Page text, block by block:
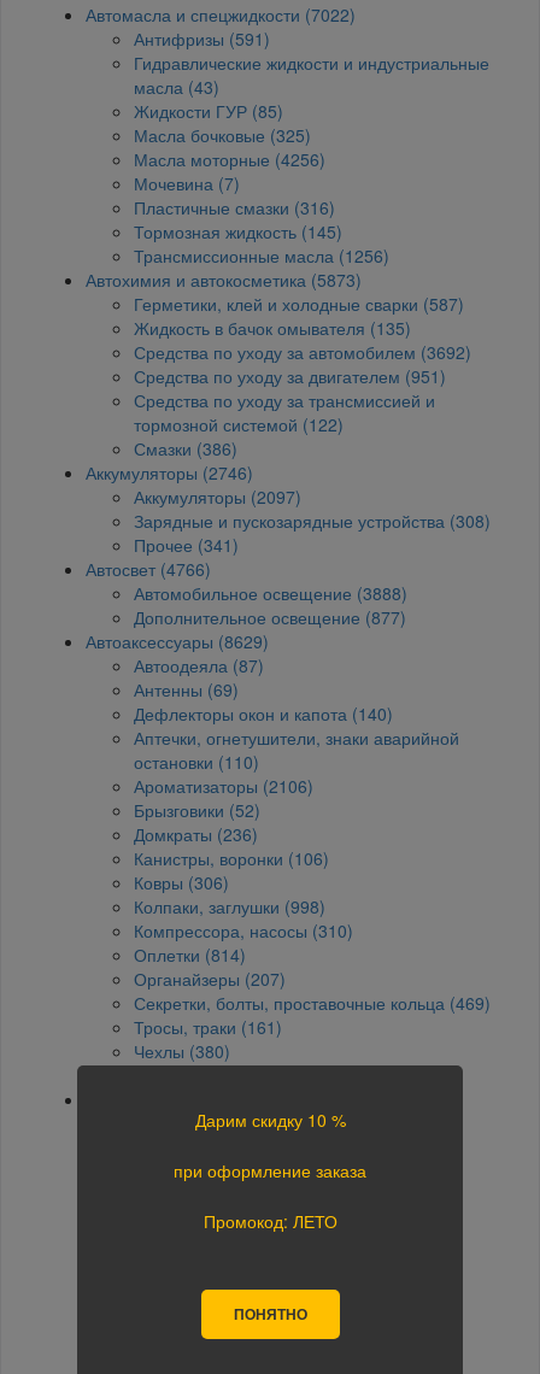
Автомасла и спецжидкости (7022)
Антифризы (591)
Гидравлические жидкости и индустриальные
масла (43)
Жидкости ГУР (85)
Масла бочковые (325)
Масла моторные (4256)
Мочевина (7)
Пластичные смазки (316)
Тормозная жидкость (145)
Трансмиссионные масла (1256)
Автохимия и автокосметика (5873)
Герметики, клей и холодные сварки (587)
Жидкость в бачок омывателя (135)
Средства по уходу за автомобилем (3692)
Средства по уходу за двигателем (951)
Средства по уходу за трансмиссией и
тормозной системой (122)
Смазки (386)
Аккумуляторы (2746)
Аккумуляторы (2097)
Зарядные и пускозарядные устройства (308)
Прочее (341)
Автосвет (4766)
Автомобильное освещение (3888)
Дополнительное освещение (877)
Автоаксессуары (8629)
Автоодеяла (87)
Антенны (69)
Дефлекторы окон и капота (140)
Аптечки, огнетушители, знаки аварийной
остановки (110)
Ароматизаторы (2106)
Брызговики (52)
Домкраты (236)
Канистры, воронки (106)
Ковры (306)
Колпаки, заглушки (998)
Компрессора, насосы (310)
Оплетки (814)
Органайзеры (207)
Секретки, болты, проставочные кольца (469)
Тросы, траки (161)
Чехлы (380)
Антигравий (213)
Грунтовки (485)
Индивидуальные средства защиты (296)
Краски (2075)
Мастики антикоры (93)
Дарим скидку 10 %
при оформление заказа
Промокод: ЛЕТО
ПОНЯТНО